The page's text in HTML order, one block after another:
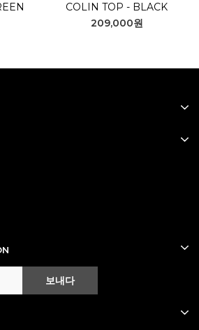
COLIN TOP - BLACK
209,000원
보내다